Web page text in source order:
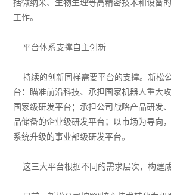
工作。
平台体系支撑自主创新
持续的创新同样需要平台的支撑。新松
台：瞄准前沿科技、承担国家机器人重大
国家级研发平台；承担公司战略产品研发
品储备的企业级研发平台；以市场为导向
系统升级的事业部级研发平台。
这三大平台根据不同的需求层次，构建